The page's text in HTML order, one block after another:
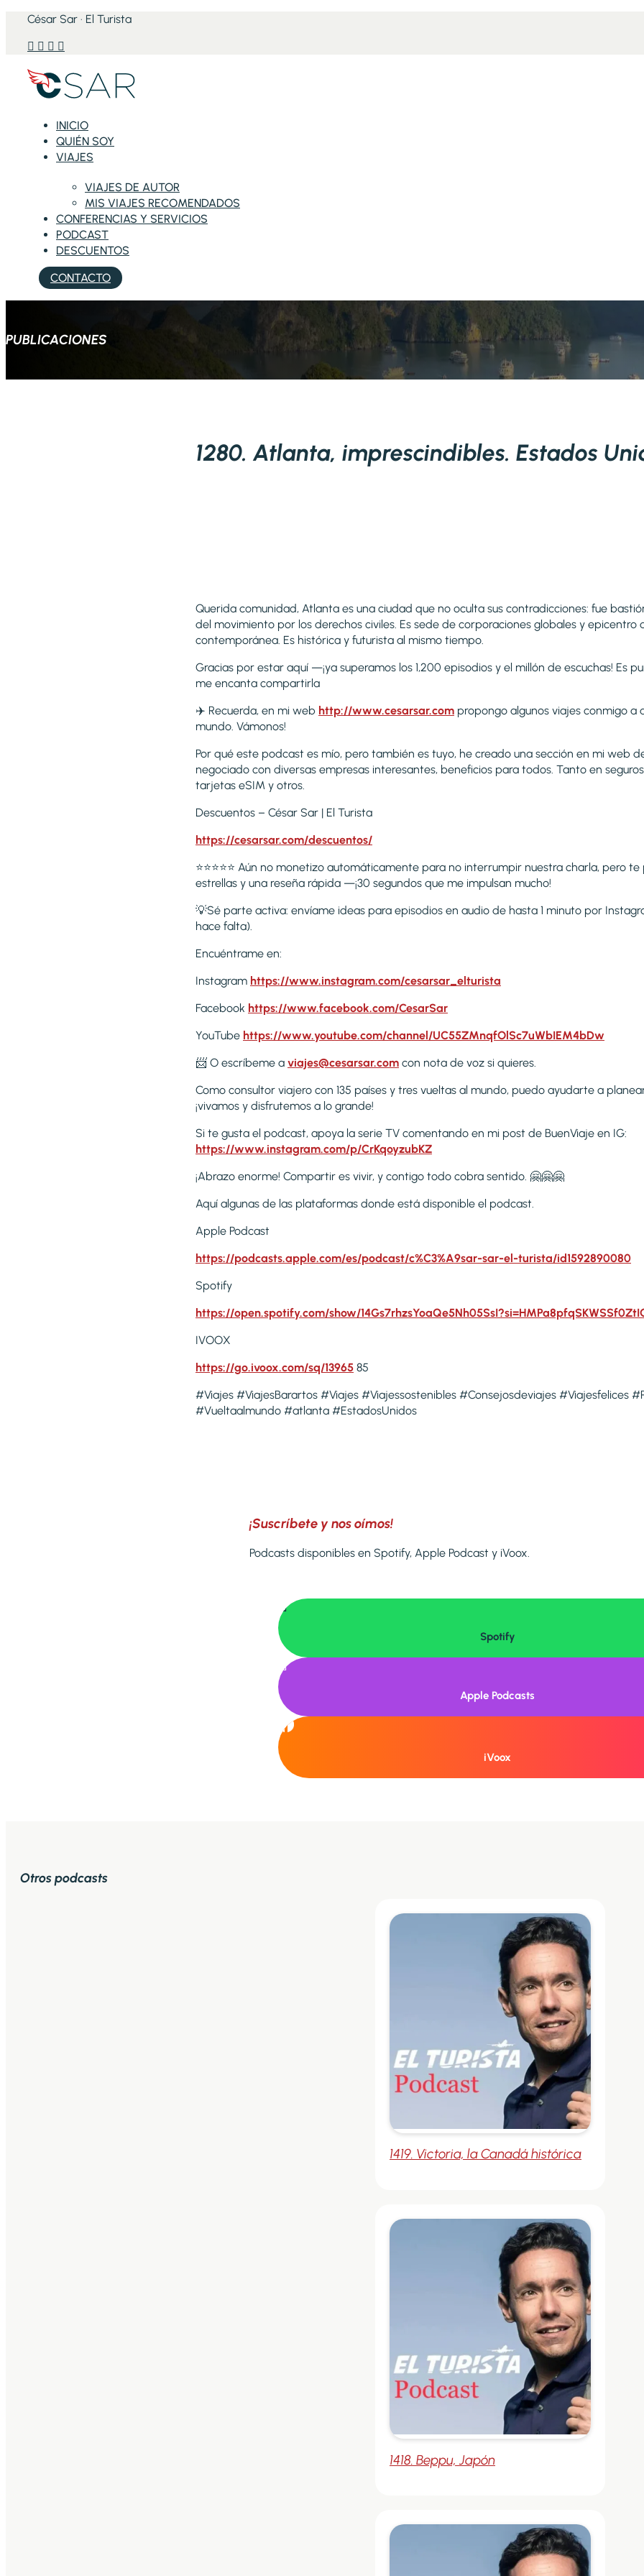
César Sar · El Turista
   
INICIO
QUIÉN SOY
VIAJES
VIAJES DE AUTOR
MIS VIAJES RECOMENDADOS
CONFERENCIAS Y SERVICIOS
PODCAST
DESCUENTOS
CONTACTO
PUBLICACIONES
1280. Atlanta, imprescindibles. Estados
Querida comunidad, Atlanta es una ciudad que no oculta sus contradicciones: fue
del movimiento por los derechos civiles. Es sede de corporaciones globales y epicentro
contemporánea. Es histórica y futurista al mismo tiempo.
Gracias por estar aquí —¡ya superamos los 1,200 episodios y el millón de escuchas! Es
me encanta compartirla
✈️ Recuerda, en mi web http://www.cesarsar.com propongo algunos viajes conmigo a
mundo. Vámonos!
Por qué este podcast es mío, pero también es tuyo, he creado una sección en mi web
negociado con diversas empresas interesantes, beneficios para todos. Tanto en
tarjetas eSIM y otros.
Descuentos – César Sar | El Turista
https://cesarsar.com/descuentos/
⭐️⭐️⭐️⭐️⭐️ Aún no monetizo automáticamente para no interrumpir nuestra charla, pero
estrellas y una reseña rápida —¡30 segundos que me impulsan mucho!
💡Sé parte activa: envíame ideas para episodios en audio de hasta 1 minuto por
hace falta).
Encuéntrame en:
Instagram https://www.instagram.com/cesarsar_elturista
Facebook https://www.facebook.com/CesarSar
YouTube https://www.youtube.com/channel/UC55ZMnqfOlSc7uWbIEM4bDw
📨 O escríbeme a viajes@cesarsar.com con nota de voz si quieres.
Como consultor viajero con 135 países y tres vueltas al mundo, puedo ayudarte a
¡vivamos y disfrutemos a lo grande!
Si te gusta el podcast, apoya la serie TV comentando en mi post de BuenViaje en IG:
https://www.instagram.com/p/CrKqoyzubKZ
¡Abrazo enorme! Compartir es vivir, y contigo todo cobra sentido. 🤗🤗🤗
Aquí algunas de las plataformas donde está disponible el podcast.
Apple Podcast
https://podcasts.apple.com/es/podcast/c%C3%A9sar-sar-el-turista/id1592890080
Spotify
https://open.spotify.com/show/
IVOOX
https://go.ivoox.com/sq/13965 85
#Viajes #ViajesBarartos #Viajes #Viajessostenibles #Consejosdeviajes #Viajesfelices
#Vueltaalmundo #atlanta #EstadosUnidos
¡Suscríbete y nos oímos!
Podcasts disponibles en Spotify, Apple Podcast y iVoox.

Spotify

Apple Podcasts
iVoox
Otros podcasts
1419. Victoria, la Canadá histórica
1418. Beppu, Japón